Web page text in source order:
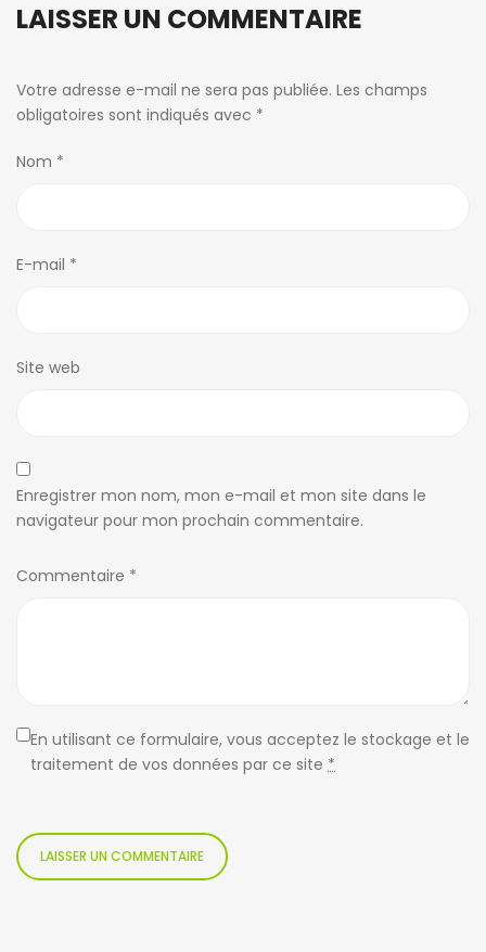
LAISSER UN COMMENTAIRE
Votre adresse e-mail ne sera pas publiée. Les champs
obligatoires sont indiqués avec *
Nom *
E-mail *
Site web
Enregistrer mon nom, mon e-mail et mon site dans le
navigateur pour mon prochain commentaire.
Commentaire *
En utilisant ce formulaire, vous acceptez le stockage et le
traitement de vos données par ce site *